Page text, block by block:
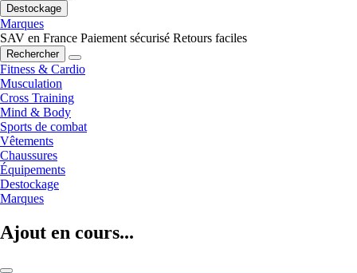
Destockage
Marques
SAV en France Paiement sécurisé Retours faciles
Rechercher
Fitness & Cardio
Musculation
Cross Training
Mind & Body
Sports de combat
Vêtements
Chaussures
Équipements
Destockage
Marques
Ajout en cours...